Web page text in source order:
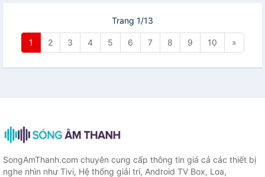
Trang 1/13
1 2 3 4 5 6 7 8 9 10 »
SongAmThanh.com chuyên cung cấp thông tin giá cả các thiết bị
nghe nhìn như Tivi, Hệ thống giải trí, Android TV Box, Loa,